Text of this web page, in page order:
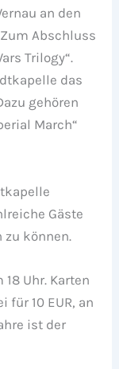
an den
Abschluss
Trilogy“.
das
gehören
March“
Gäste
zu können.
Uhr. Karten
für 10 EUR, an
ist der